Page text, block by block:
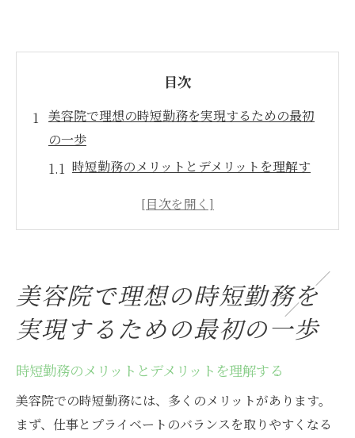
目次
美容院で理想の時短勤務を実現するための最初
の一歩
時短勤務のメリットとデメリットを理解す
求人情報の信頼性を確認する方法
面接時に確認すべき質問事項
大阪市北区芝田で人気の美容院求人を見つける
コツ
最新の求人情報を得るためのオンラインツ
美容院で理想の時短勤務を
実現するための最初の一歩
時短勤務のメリットとデメリットを理解する
美容院での時短勤務には、多くのメリットがあります。
まず、仕事とプライベートのバランスを取りやすくなる